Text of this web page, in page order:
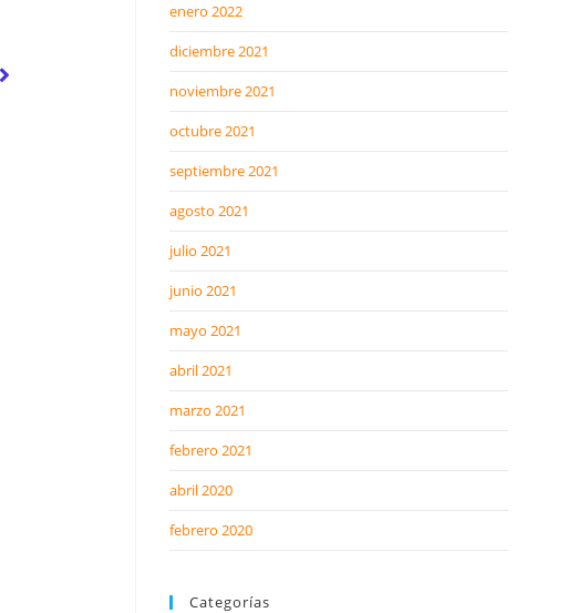
enero 2022
diciembre 2021
noviembre 2021
octubre 2021
septiembre 2021
agosto 2021
julio 2021
junio 2021
mayo 2021
abril 2021
marzo 2021
febrero 2021
abril 2020
febrero 2020
Categorías